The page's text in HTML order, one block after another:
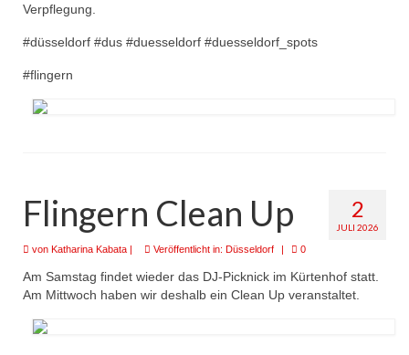
Verpflegung.
#düsseldorf #dus #duesseldorf #duesseldorf_spots
#flingern
2
JULI 2026
Flingern Clean Up
von Katharina Kabata | Veröffentlicht in: Düsseldorf | 0
Am Samstag findet wieder das DJ-Picknick im Kürtenhof statt.
Am Mittwoch haben wir deshalb ein Clean Up veranstaltet.